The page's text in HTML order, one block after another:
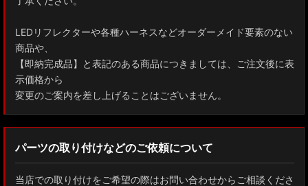
LEDリフレクターや各種ハーネスなどオーダーメイド要素のない
商品や、
【即納完成品】と表記のある商品につきましては、ご注文後に表
示価格から
変更のご案内を差し上げることはございません。
パーツの取り付けなどのご依頼について
当店での取り付けをご希望の際はお問い合わせからご相談くださ